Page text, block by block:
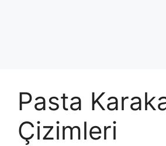
Pasta
Çizimleri